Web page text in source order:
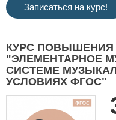
Записаться на курс!
КУРС ПОВЫШЕНИЯ
"ЭЛЕМЕНТАРНОЕ
СИСТЕМЕ
УСЛОВИЯХ ФГОС"